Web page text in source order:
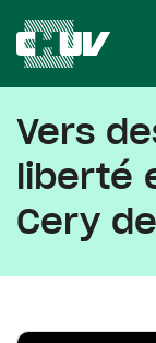
Vers
liberté
Cery